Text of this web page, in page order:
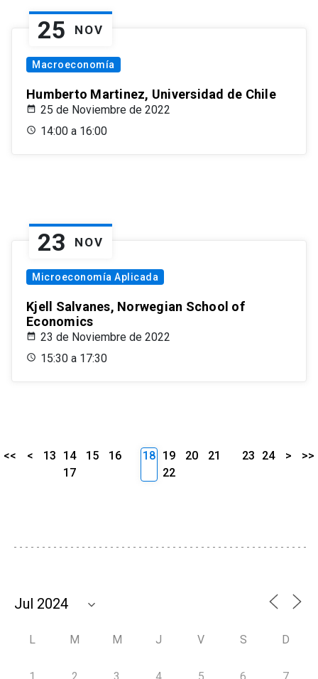
25 NOV
Macroeconomía
Humberto Martinez, Universidad de Chile
25 de Noviembre de 2022
14:00 a 16:00
23 NOV
Microeconomía Aplicada
Kjell Salvanes, Norwegian School of
Economics
23 de Noviembre de 2022
15:30 a 17:30
<< < 13 14 15
16
17
18 19 20
21
22
23 24 > >>
L M M J V S D